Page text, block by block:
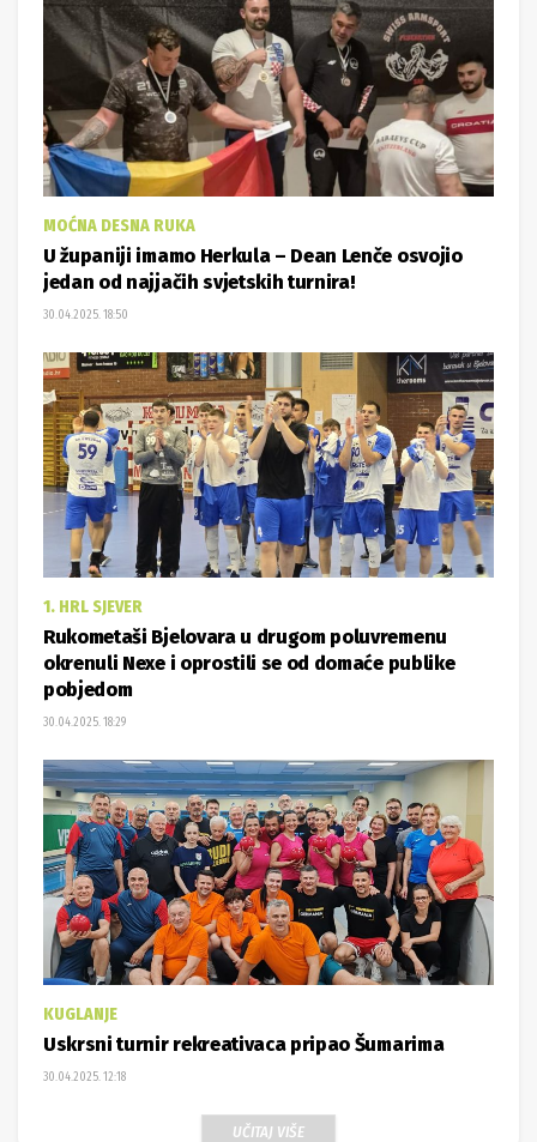
MOĆNA DESNA RUKA
U županiji imamo Herkula – Dean Lenče osvojio
jedan od najjačih svjetskih turnira!
30.04.2025. 18:50
1. HRL SJEVER
Rukometaši Bjelovara u drugom poluvremenu
okrenuli Nexe i oprostili se od domaće publike
pobjedom
30.04.2025. 18:29
KUGLANJE
Uskrsni turnir rekreativaca pripao Šumarima
30.04.2025. 12:18
UČITAJ VIŠE